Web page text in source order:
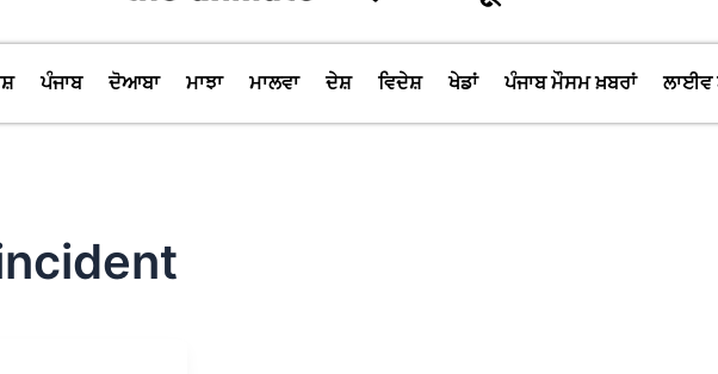
ਪੰਜਾਬ ਦੋਆਬਾ ਮਾਝਾ ਮਾਲਵਾ ਦੇਸ਼ ਵਿਦੇਸ਼ ਖੇਡਾਂ ਪੰਜਾਬ ਮੌਸਮ ਖ਼ਬਰਾਂ ਲਾਈਵ